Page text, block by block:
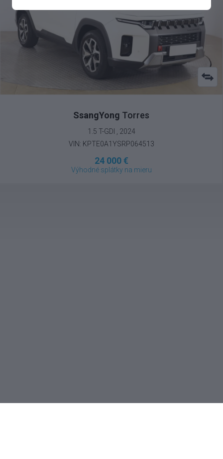
SsangYong Torres
1.5 T-GDI , 2024
VIN: KPTE0A1YSRP064513
24 000 €
Výhodné splátky na mieru